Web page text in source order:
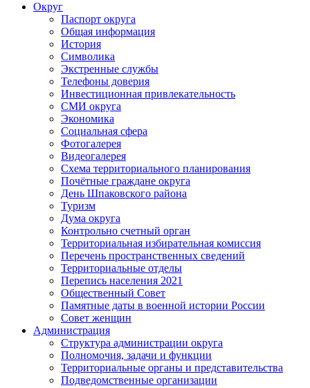
Округ
Паспорт округа
Общая информация
История
Символика
Экстренные службы
Телефоны доверия
Инвестиционная привлекательность
СМИ округа
Экономика
Социальная сфера
Фотогалерея
Видеогалерея
Схема территориального планирования
Почётные граждане округа
День Шпаковского района
Туризм
Дума округа
Контрольно счетный орган
Территориальная избирательная комиссия
Перечень пространственных сведений
Территориальные отделы
Перепись населения 2021
Общественный Совет
Памятные даты в военной истории России
Совет женщин
Администрация
Структура администрации округа
Полномочия, задачи и функции
Территориальные органы и представительства
Подведомственные организации